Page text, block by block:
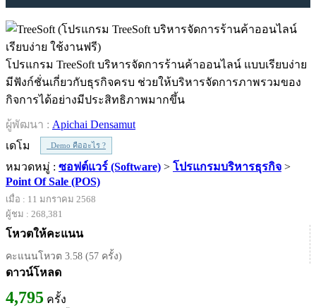
โปรแกรม TreeSoft บริหารจัดการร้านค้าออนไลน์ แบบเรียบง่าย
มีฟังก์ชั่นเกี่ยวกับธุรกิจครบ ช่วยให้บริหารจัดการภาพรวมของ
กิจการได้อย่างมีประสิทธิภาพมากขึ้น
ผู้พัฒนา : Apichai Densamut
เดโม
Demo คืออะไร ?
หมวดหมู่ : ซอฟต์แวร์ (Software) > โปรแกรมบริหารธุรกิจ >
Point Of Sale (POS)
เมื่อ : 11 มกราคม 2568
ผู้ชม : 268,381
โหวตให้คะแนน
คะแนนโหวต 3.58 (57 ครั้ง)
ดาวน์โหลด
4,795 ครั้ง